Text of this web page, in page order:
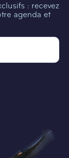
: recevez
agenda et